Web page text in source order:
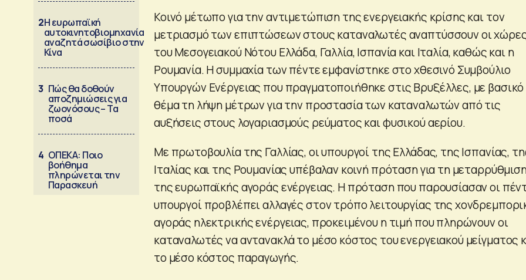
2Η ευρωπαϊκή
αυτοκινητοβιομηχανία
αναζητά σωσίβιο στην
Κίνα
3 Πώς θα δοθούν
αποζημιώσεις για
ζωονόσους – Τα
ποσά
4 ΟΠΕΚΑ: Ποιο
βοήθημα
πληρώνεται την
Παρασκευή
Κοινό μέτωπο για την αντιμετώπιση της ενεργειακής κρίσης και τον
μετριασμό των επιπτώσεων στους καταναλωτές αναπτύσσουν οι
του Μεσογειακού Νότου Ελλάδα, Γαλλία, Ισπανία και Ιταλία, καθώς και η
Ρουμανία. Η συμμαχία των πέντε εμφανίστηκε στο χθεσινό Συμβούλιο
Υπουργών Ενέργειας που πραγματοποιήθηκε στις Βρυξέλλες, με βασικό
θέμα τη λήψη μέτρων για την προστασία των καταναλωτών από τις
αυξήσεις στους λογαριασμούς ρεύματος και φυσικού αερίου.
Με πρωτοβουλία της Γαλλίας, οι υπουργοί της Ελλάδας, της Ισπανίας,
Ιταλίας και της Ρουμανίας υπέβαλαν κοινή πρόταση για τη
της ευρωπαϊκής αγοράς ενέργειας. Η πρόταση που παρουσίασαν οι
υπουργοί προβλέπει αλλαγές στον τρόπο λειτουργίας της
αγοράς ηλεκτρικής ενέργειας, προκειμένου η τιμή που πληρώνουν οι
καταναλωτές να αντανακλά το μέσο κόστος του ενεργειακού μείγματος
το μέσο κόστος παραγωγής.